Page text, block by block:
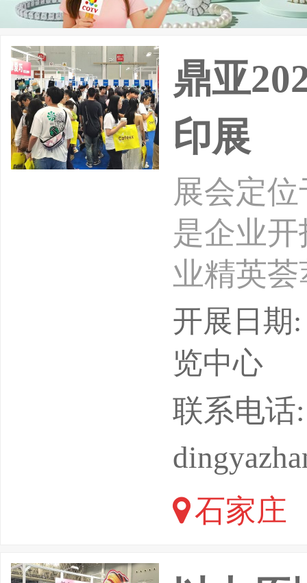
鼎亚
印展
展会定
是企业
业精英
商行业
术交流
河北，
开展日期
览中心
联系电话
石家庄